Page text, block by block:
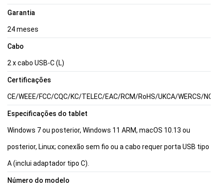
Garantia
24 meses
Cabo
2 x cabo USB-C (L)
Certificações
CE/WEEE/FCC/CQC/KC/TELEC/EAC/RCM/RoHS/UKCA/WERCS/
Especificações do tablet
Windows 7 ou posterior, Windows 11 ARM, macOS 10.13 ou
posterior, Linux; conexão sem fio ou a cabo requer porta USB tipo
A (inclui adaptador tipo C).
Número do modelo